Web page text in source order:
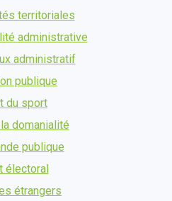
territoriales
administrative
administratif
publique
du sport
domanialité
publique
électoral
étrangers